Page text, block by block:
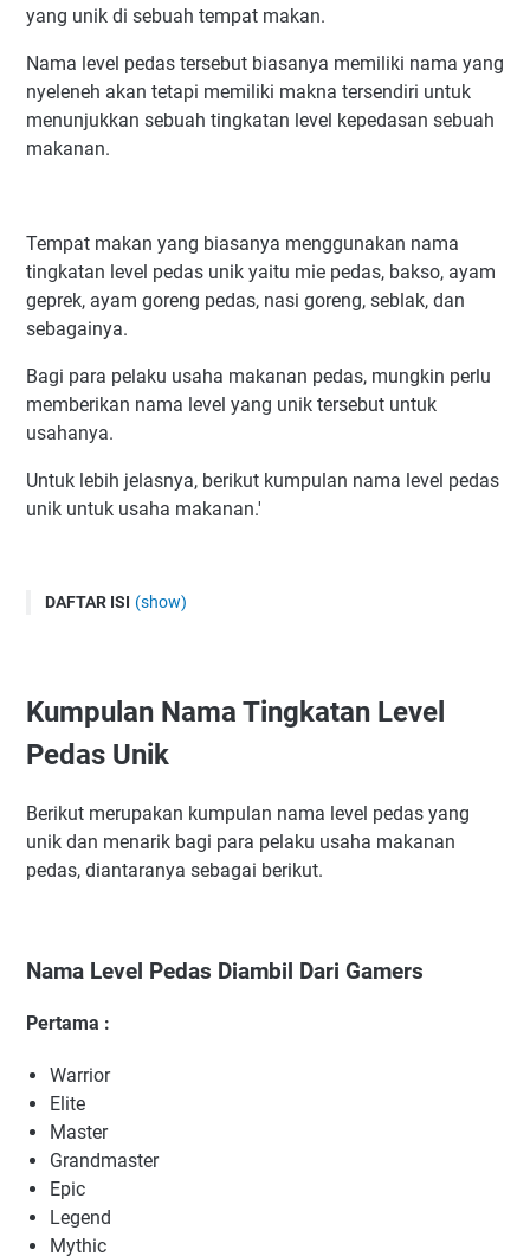
yang unik di sebuah tempat makan.
Nama level pedas tersebut biasanya memiliki nama yang
nyeleneh akan tetapi memiliki makna tersendiri untuk
menunjukkan sebuah tingkatan level kepedasan sebuah
makanan.
Tempat makan yang biasanya menggunakan nama
tingkatan level pedas unik yaitu mie pedas, bakso, ayam
geprek, ayam goreng pedas, nasi goreng, seblak, dan
sebagainya.
Bagi para pelaku usaha makanan pedas, mungkin perlu
memberikan nama level yang unik tersebut untuk
usahanya.
Untuk lebih jelasnya, berikut kumpulan nama level pedas
unik untuk usaha makanan.'
DAFTAR ISI (show)
Nama Tingkatan Level Pedas Orang
Nama Level Pedas Dari Gestur Bibir Bahasa Jawa
Nama Level Pedas Lainnya
Kumpulan Nama Tingkatan Level
Pedas Unik
Berikut merupakan kumpulan nama level pedas yang
unik dan menarik bagi para pelaku usaha makanan
pedas, diantaranya sebagai berikut.
Nama Level Pedas Diambil Dari Gamers
Pertama :
Warrior
Elite
Master
Grandmaster
Epic
Legend
Mythic